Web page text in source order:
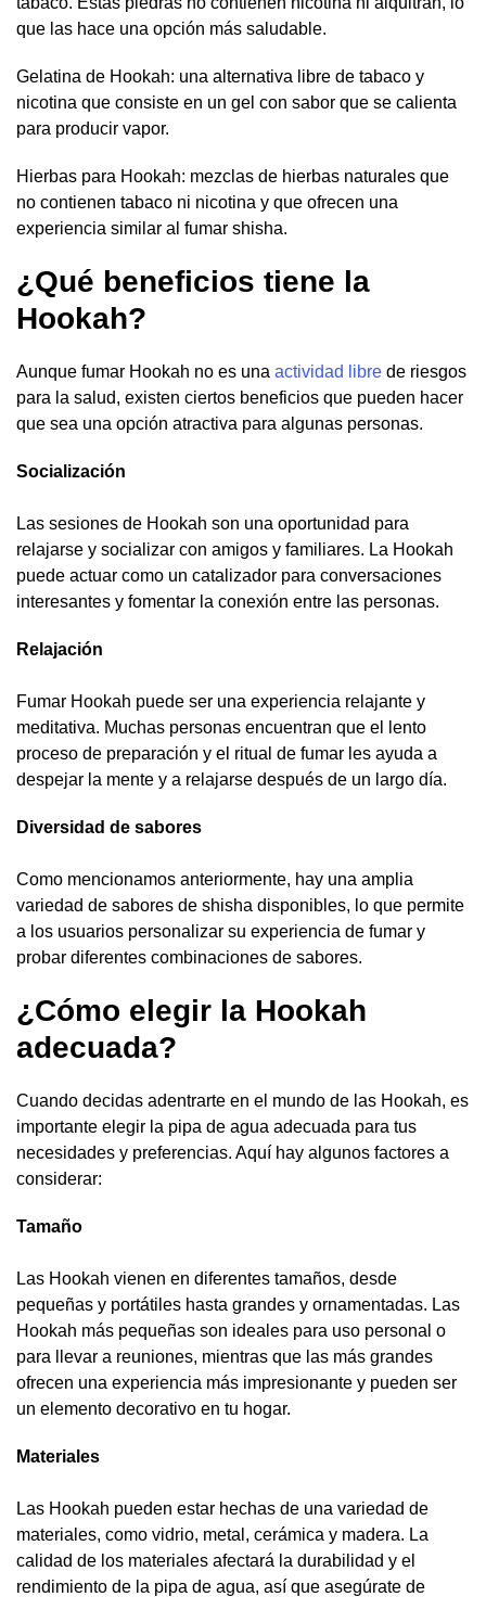
que las hace una opción más saludable.
Gelatina de Hookah: una alternativa libre de tabaco y
nicotina que consiste en un gel con sabor que se calienta
para producir vapor.
Hierbas para Hookah: mezclas de hierbas naturales que
no contienen tabaco ni nicotina y que ofrecen una
experiencia similar al fumar shisha.
¿Qué beneficios tiene la
Hookah?
Aunque fumar Hookah no es una actividad libre de riesgos
para la salud, existen ciertos beneficios que pueden hacer
que sea una opción atractiva para algunas personas.
Socialización
Las sesiones de Hookah son una oportunidad para
relajarse y socializar con amigos y familiares. La Hookah
puede actuar como un catalizador para conversaciones
interesantes y fomentar la conexión entre las personas.
Relajación
Fumar Hookah puede ser una experiencia relajante y
meditativa. Muchas personas encuentran que el lento
proceso de preparación y el ritual de fumar les ayuda a
despejar la mente y a relajarse después de un largo día.
Diversidad de sabores
Como mencionamos anteriormente, hay una amplia
variedad de sabores de shisha disponibles, lo que permite
a los usuarios personalizar su experiencia de fumar y
probar diferentes combinaciones de sabores.
¿Cómo elegir la Hookah
adecuada?
Cuando decidas adentrarte en el mundo de las Hookah, es
importante elegir la pipa de agua adecuada para tus
necesidades y preferencias. Aquí hay algunos factores a
considerar:
Tamaño
Las Hookah vienen en diferentes tamaños, desde
pequeñas y portátiles hasta grandes y ornamentadas. Las
Hookah más pequeñas son ideales para uso personal o
para llevar a reuniones, mientras que las más grandes
ofrecen una experiencia más impresionante y pueden ser
un elemento decorativo en tu hogar.
Materiales
Las Hookah pueden estar hechas de una variedad de
materiales, como vidrio, metal, cerámica y madera. La
calidad de los materiales afectará la durabilidad y el
rendimiento de la pipa de agua, así que asegúrate de